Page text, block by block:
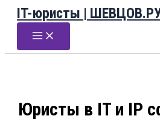
Перейти
содержимому
IT-юристы |
Юристы в IT и IP